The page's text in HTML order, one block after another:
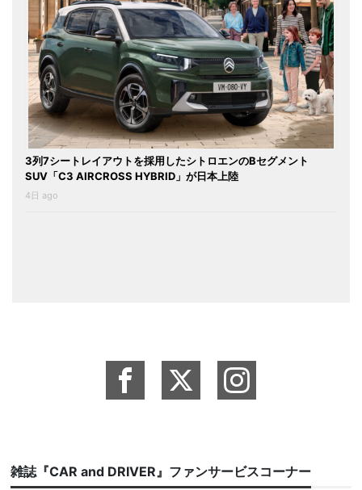
3列7シートレイアウトを採用したシトロエンのBセグメント
SUV「C3 AIRCROSS HYBRID」が日本上陸
4日 ago
雑誌『CAR and DRIVER』ファンサービスコーナー